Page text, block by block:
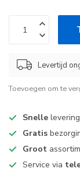
Levertijd
Toevoegen om te
Snelle
Gratis
Groot
Service via